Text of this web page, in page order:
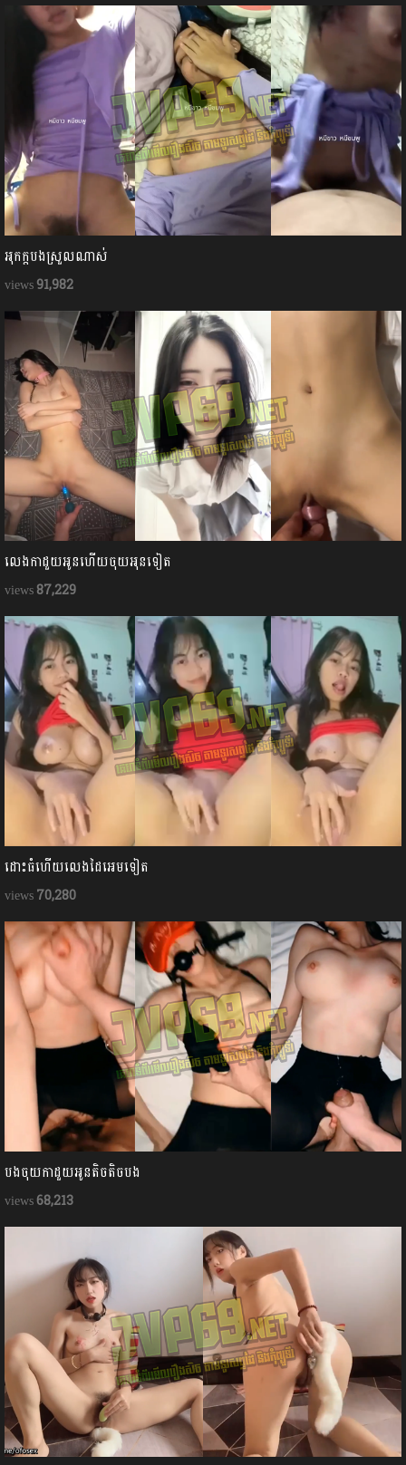
អុកក្ដបងស្រួលណាស់
91,982
លេងកាដួយអូនហើយចុយអុនទៀត
87,229
ដោះធំហើយលេងដៃអេមទៀត
70,280
បងចុយកាដួយអូនតិចតិចបង
68,213